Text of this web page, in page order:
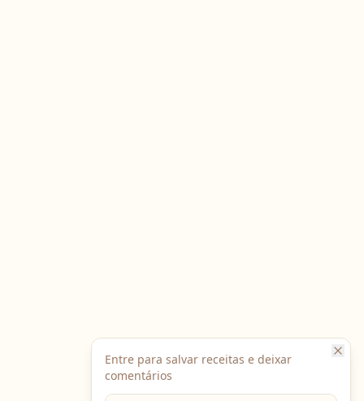
Entre para salvar receitas e deixar
comentários